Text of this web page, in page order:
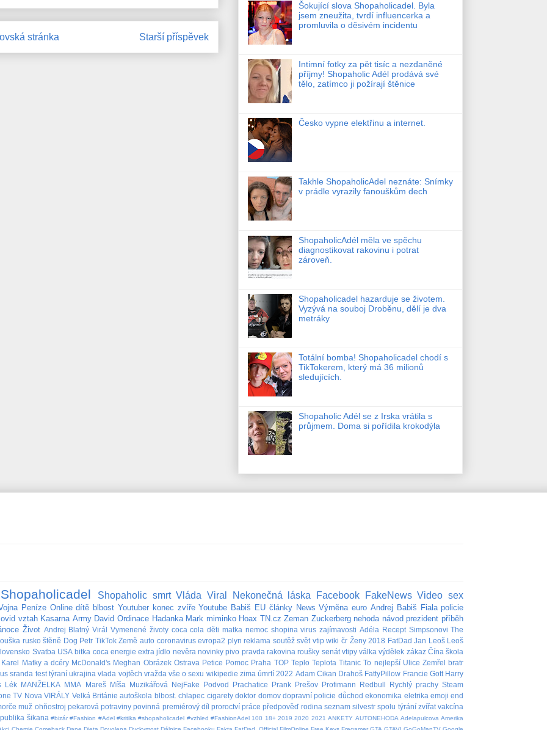
Starší příspěvek
stránka
Šokující slova Shopaholicadel. Byla
jsem zneužita, tvrdí influencerka a
promluvila o děsivém incidentu
Intimní fotky za pět tisíc a nezdaněné
příjmy! Shopaholic Adél prodává své
tělo, zatímco ji požírají štěnice
Česko vypne elektřinu a internet.
Takhle ShopaholicAdel neznáte: Snímky
v prádle vyrazily fanouškům dech
ShopaholicAdél měla ve spěchu
diagnostikovat rakovinu i potrat
zároveň.
Shopaholicadel hazarduje se životem.
Vyzývá na souboj Droběnu, dělí je dva
metráky
Totální bomba! Shopaholicadel chodí s
TikTokerem, který má 36 milionů
sledujících.
Shopaholic Adél se z Irska vrátila s
průjmem. Doma si pořídila krokodýla
Shopaholic smrt Vláda Viral Nekonečná láska Facebook FakeNews Video sex
Peníze Online dítě blbost Youtuber konec zvíře Youtube Babiš EU články News Výměna euro Andrej Babiš Fiala policie
vztah Kasarna Army David Ordinace Hadanka Mark miminko Hoax TN.cz Zeman Zuckerberg nehoda návod prezident příběh
Život Andrej Blatný Virál Vymenené životy coca cola děti matka nemoc shopina virus zajímavosti Adéla Recept Simpsonovi The
rusko štěně Dog Petr TikTok Země auto coronavirus evropa2 plyn reklama soutěž svět vtip wiki čr Ženy 2018 FatDad Jan Leoš Leoš
Svatba USA bitka coca energie extra jídlo nevěra novinky pivo pravda rakovina roušky senát vtipy válka výdělek zákaz Čína škola
Karel Matky a dcéry McDonald's Meghan Obrázek Ostrava Petice Pomoc Praha TOP Teplo Teplota Titanic To nejlepší Ulice Zemřel bratr
sranda test týraní ukrajina vlada vojtěch vražda vše o sexu wikipedie zima úmrtí 2022 Adam Cikan Drahoš FattyPillow Francie Gott Harry
Lék MANŽELKA MMA Mareš Míša Muzikářová NejFake Podvod Prachatice Prank Prešov Profimann Redbull Rychlý prachy Steam
TV Nova VIRÁLY Velká Británie autoškola blbost. chlapec cigarety doktor domov dopravní policie důchod ekonomika eletrika emoji end
muž ohňostroj pekarová potraviny povinná premiérový díl proroctví práce předpověď rodina seznam silvestr spolu týrání zvířat vakcína
šikana #bizár #Fashion #Adel #kritika #shopaholicadel #vzhled #FashionAdel 100 18+ 2019 2020 2021 ANKETY AUTONEHODA Adelapulcova Amerika